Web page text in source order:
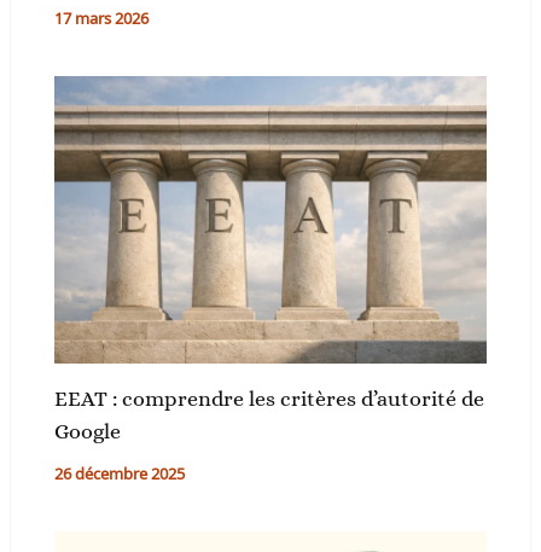
17 mars 2026
EEAT : comprendre les critères d’autorité de
Google
26 décembre 2025